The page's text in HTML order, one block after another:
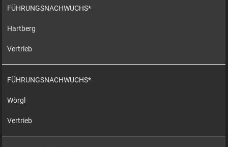
FÜHRUNGSNACHWUCHS*
Hartberg
Vertrieb
FÜHRUNGSNACHWUCHS*
Wörgl
Vertrieb